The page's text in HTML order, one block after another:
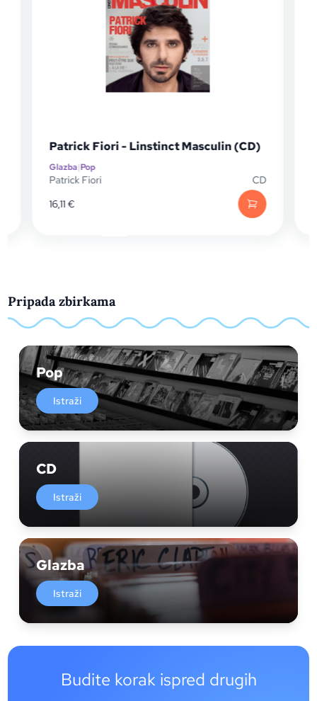
Patrick Fiori - Linstinct Masculin (CD)
Glazba|Pop
Patrick Fiori
CD
16,11€
Pripada zbirkama
Pop
Istraži
CD
Istraži
Glazba
Istraži
Budite korak ispred drugih